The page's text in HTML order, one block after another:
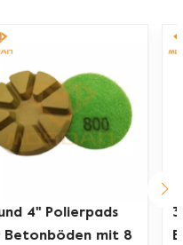
3-Zoll-
Bodenpolierpads mit